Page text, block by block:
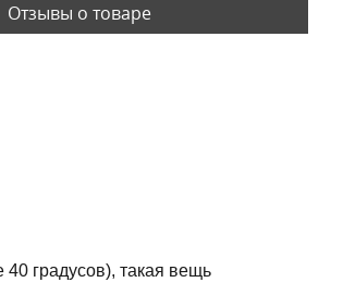
Отзывы о товаре
градусов), такая вещь